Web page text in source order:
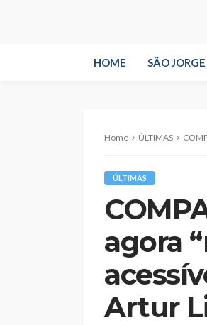
HOME SÃO JORGE
Home ÚLTIMAS
ÚLTIMAS
agora
Artur